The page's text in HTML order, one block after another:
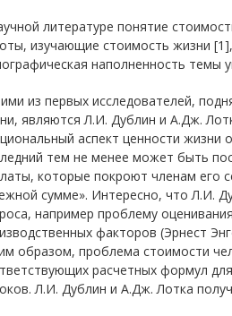
литературе понятие
изучающие стоимость жизни
наполненность темы
из первых исследователей,
являются Л.И. Дублин и А.Дж.
аспект ценности жизни
тем не менее может быть
которые покроют членам его
сумме». Интересно, что Л.И.
например проблему
факторов (Эрнест
образом, проблема стоимости
расчетных формул
Л.И. Дублин и А.Дж. Лотка